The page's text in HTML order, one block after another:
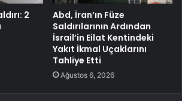
2
Abd, İran’ın Füze
Saldırılarının Ardından
İsrail’in Eilat Kentindeki
Yakıt İkmal Uçaklarını
Tahliye Etti
Ağustos 6, 2026